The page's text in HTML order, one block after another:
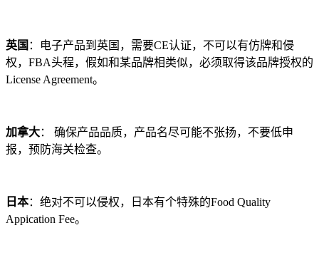
英国 ：电子产品到英国，需要CE认证，不可以有仿牌和侵
权，FBA头程，假如和某品牌相类似，必须取得该品牌授权的
License Agreement。
加拿大： 确保产品品质，产品名尽可能不张扬，不要低申
报，预防海关检查。
日本：绝对不可以侵权，日本有个特殊的Food Quality
Appication Fee。